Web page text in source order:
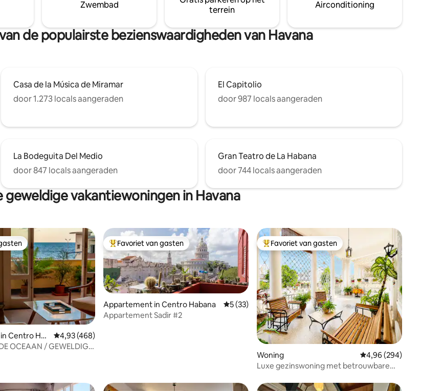
Revolución, Malecón, Hotel Nacional en
Wifi 24/7
Zwembad
terrein
Airconditioning
de populairste bezienswaardigheden van Havana
Casa de la Música de Miramar
door 1.273 locals aangeraden
El Capitolio
door 987 locals aangeraden
La Bodeguita Del Medio
door 847 locals aangeraden
Gran Teatro de La Habana
door 744 locals aangeraden
geweldige vakantiewoningen in Havana
4,91 uit 5, 197 recensies
Centro Hab
Gemiddelde beoordeling van 4,93 uit 5, 468 recensies
4,93 (468)
OCEAAN / GEWELDIGE
Topfavoriet van gasten
Favoriet van gasten
Appartement in Centro Habana Gemiddelde beoordeling van 5 uit 5, 33 recensies
5 (33)
Appartement Sadir #2
Topfavoriet van gasten
Favoriet van gasten
Woning Gemiddelde
4,96 (294)
Luxe gezinswoning met betrouwbare